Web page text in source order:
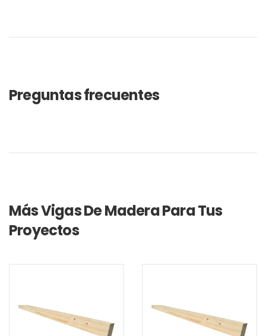
Preguntas frecuentes
Más Vigas De Madera Para Tus
Proyectos